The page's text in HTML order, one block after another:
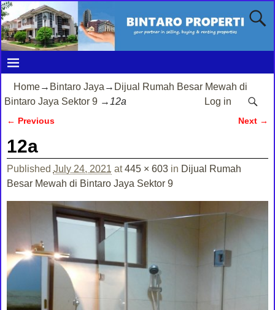
Home→ Bintaro Jaya → Dijual Rumah Besar Mewah di
Bintaro Jaya Sektor 9 → 12a Log in
← Previous Next →
12a
Published July 24, 2021 at445 × 603in Dijual Rumah
Besar Mewah di Bintaro Jaya Sektor 9